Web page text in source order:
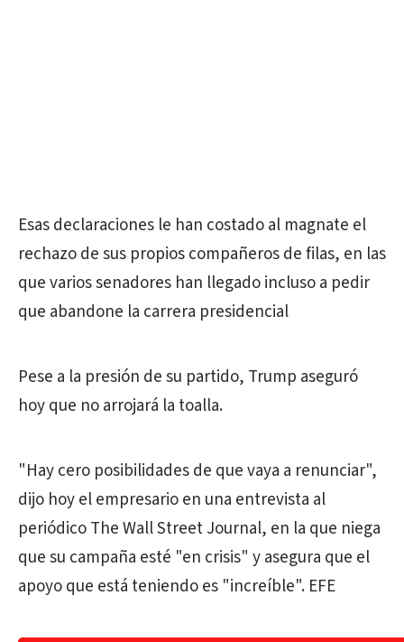
Esas declaraciones le han costado al magnate el
rechazo de sus propios compañeros de filas, en las
que varios senadores han llegado incluso a pedir
que abandone la carrera presidencial
Pese a la presión de su partido, Trump aseguró
hoy que no arrojará la toalla.
"Hay cero posibilidades de que vaya a renunciar",
dijo hoy el empresario en una entrevista al
periódico The Wall Street Journal, en la que niega
que su campaña esté "en crisis" y asegura que el
apoyo que está teniendo es "increíble". EFE